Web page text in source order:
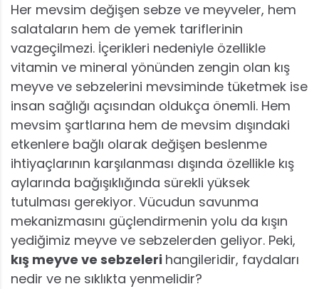
Her mevsim değişen sebze ve meyveler, hem
salataların hem de yemek tariflerinin
vazgeçilmezi. İçerikleri nedeniyle özellikle
vitamin ve mineral yönünden zengin olan kış
meyve ve sebzelerini mevsiminde tüketmek ise
insan sağlığı açısından oldukça önemli. Hem
mevsim şartlarına hem de mevsim dışındaki
etkenlere bağlı olarak değişen beslenme
ihtiyaçlarının karşılanması dışında özellikle kış
aylarında bağışıklığında sürekli yüksek
tutulması gerekiyor. Vücudun savunma
mekanizmasını güçlendirmenin yolu da kışın
yediğimiz meyve ve sebzelerden geliyor. Peki,
kış meyve ve sebzeleri hangileridir, faydaları
nedir ve ne sıklıkta yenmelidir?